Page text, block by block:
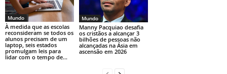
Mundo
À medida que as escolas
reconsideram se todos os
alunos precisam de um
laptop, seis estados
promulgam leis para
lidar com o tempo de...
Mundo
Manny Pacquiao desafia
os cristãos a alcançar 3
bilhões de pessoas não
alcançadas na Ásia em
ascensão em 2026